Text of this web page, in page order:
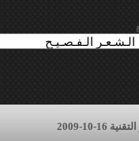
10-2009